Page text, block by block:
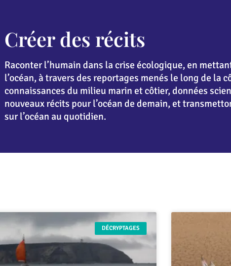
Créer des récits
Raconter l’humain dans la crise écologique, en
l’océan, à travers des reportages menés le long de
connaissances du milieu marin et côtier, données
nouveaux récits pour l’océan de demain, et
sur l’océan au quotidien.
DÉCRYPTAGES